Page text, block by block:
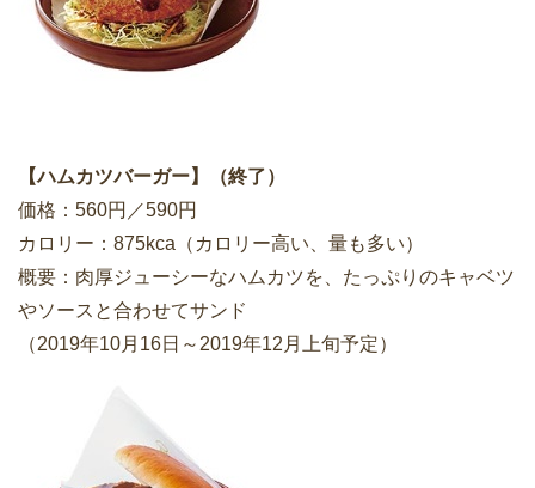
【ハムカツバーガー】（終了）
価格：560円／590円
カロリー：875kca（カロリー高い、量も多い）
概要：肉厚ジューシーなハムカツを、たっぷりのキャベツ
やソースと合わせてサンド
（2019年10月16日～2019年12月上旬予定）